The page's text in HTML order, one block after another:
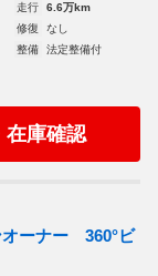
走行
6.6万km
修復
なし
整備
法定整備付
在庫確認
ーナー 360°ビ